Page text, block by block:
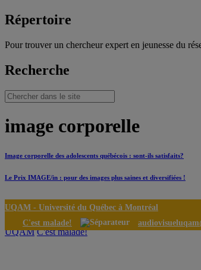
Répertoire
Pour trouver un chercheur expert en jeunesse du
Recherche
image corporelle
Image corporelle des adolescents québécois : sont-ils satisfaits?
Le Prix IMAGE/in : pour des images plus saines et diversifiées !
UQAM - Université du Québec à Montréal
C'est malade!
UQAM C'est malade!